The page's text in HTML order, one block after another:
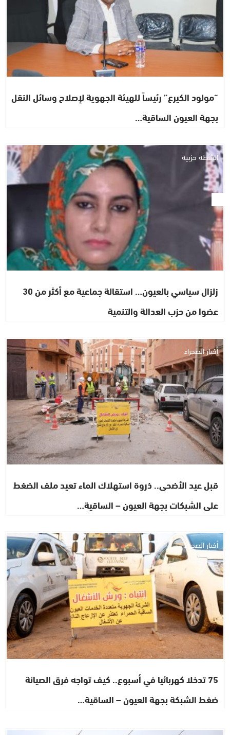
“مولود الكيرع” رئيساً للهيئة الجهوية لإصلاح وسائل النقل
بجهة العيون الساقية…
أنشطة حزبية
زلزال سياسي بالعيون… استقالة جماعية مع أكثر من 30
عضوا من حزب العدالة والتنمية
أخبار الصحراء
قبل عيد الأضحى.. ذروة استهلاك الماء تعيد ملف الضغط
على الشبكات بجهة العيون – الساقية…
أخبار الصحراء
75 تدخلا كهربائيا في أسبوع.. كيف تواجه فرق الصيانة
ضغط الشبكة بجهة العيون – الساقية…